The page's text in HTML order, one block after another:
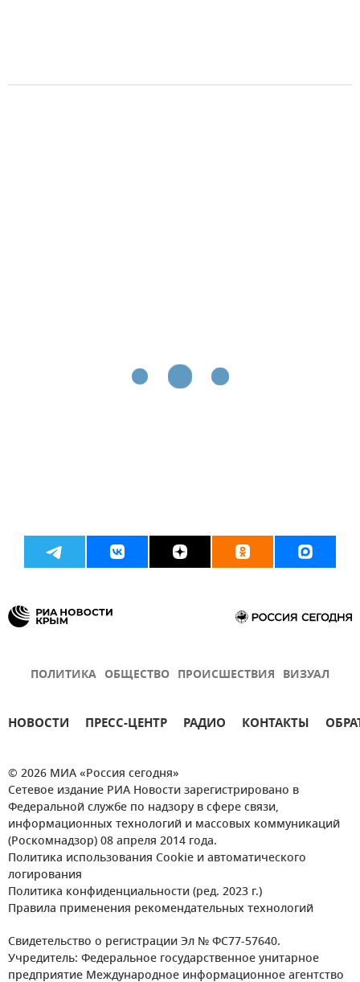
ПОЛИТИКА ОБЩЕСТВО ПРОИСШЕСТВИЯ ВИЗУАЛ
НОВОСТИ ПРЕСС-ЦЕНТР РАДИО КОНТАКТЫ
© 2026 МИА «Россия сегодня»
Сетевое издание РИА Новости зарегистрировано в
Федеральной службе по надзору в сфере связи,
информационных технологий и массовых коммуникаций
(Роскомнадзор) 08 апреля 2014 года.
Политика использования Cookie и автоматического
логирования
Политика конфиденциальности (ред. 2023 г.)
Правила применения рекомендательных технологий
Свидетельство о регистрации Эл № ФС77-57640.
Учредитель: Федеральное государственное унитарное
предприятие Международное информационное агентство